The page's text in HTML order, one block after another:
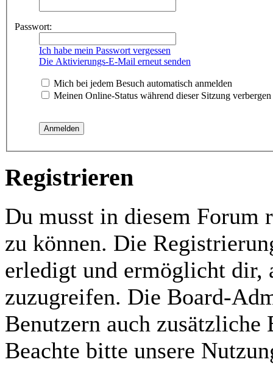
Passwort:
Ich habe mein Passwort vergessen
Die Aktivierungs-E-Mail erneut senden
Mich bei jedem Besuch automatisch anmelden
Meinen Online-Status während dieser Sitzung verbergen
Registrieren
Du musst in diesem Forum
zu können. Die
erledigt und ermöglicht dir,
zuzugreifen. Die Board-
Benutzern auch zusätzliche
Beachte bitte unsere